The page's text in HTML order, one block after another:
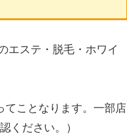
エステ・脱毛・ホワイ
てことなります。一部店
ください。）